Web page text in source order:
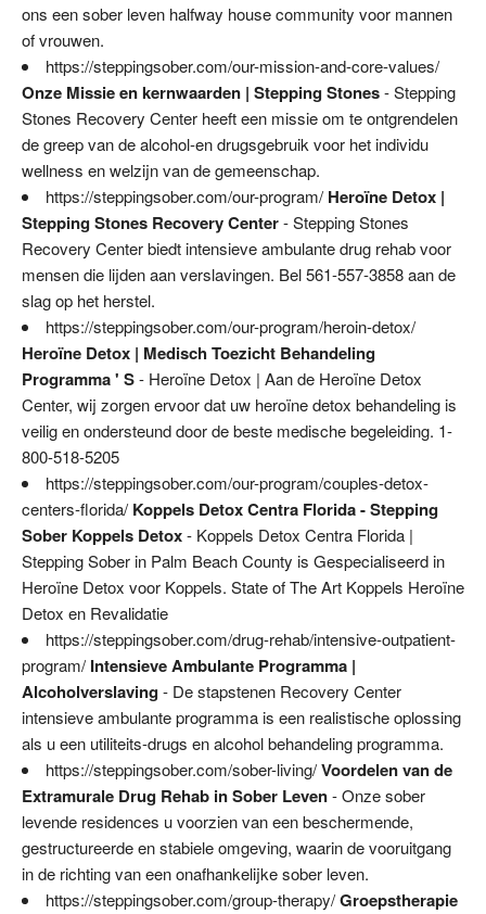
ons een sober leven halfway house community voor mannen
of vrouwen.
https://steppingsober.com/our-mission-and-core-values/
Onze Missie en kernwaarden | Stepping Stones- Stepping
Stones Recovery Center heeft een missie om te ontgrendelen
de greep van de alcohol-en drugsgebruik voor het individu
wellness en welzijn van de gemeenschap.
https://steppingsober.com/our-program/ Heroïne Detox |
Stepping Stones Recovery Center- Stepping Stones
Recovery Center biedt intensieve ambulante drug rehab voor
mensen die lijden aan verslavingen. Bel 561-557-3858 aan de
slag op het herstel.
https://steppingsober.com/our-program/heroin-detox/
Heroïne Detox | Medisch Toezicht Behandeling
Programma ' S- Heroïne Detox | Aan de Heroïne Detox
Center, wij zorgen ervoor dat uw heroïne detox behandeling is
veilig en ondersteund door de beste medische begeleiding. 1-
800-518-5205
https://steppingsober.com/our-program/couples-detox-
centers-florida/ Koppels Detox Centra Florida - Stepping
Sober Koppels Detox- Koppels Detox Centra Florida |
Stepping Sober in Palm Beach County is Gespecialiseerd in
Heroïne Detox voor Koppels. State of The Art Koppels Heroïne
Detox en Revalidatie
https://steppingsober.com/drug-rehab/intensive-outpatient-
program/ Intensieve Ambulante Programma |
Alcoholverslaving- De stapstenen Recovery Center
intensieve ambulante programma is een realistische oplossing
als u een utiliteits-drugs en alcohol behandeling programma.
https://steppingsober.com/sober-living/Voordelen van de
Extramurale Drug Rehab in Sober Leven- Onze sober
levende residences u voorzien van een beschermende,
gestructureerde en stabiele omgeving, waarin de vooruitgang
in de richting van een onafhankelijke sober leven.
https://steppingsober.com/group-therapy/Groepstherapie